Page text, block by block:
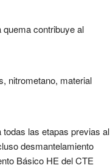
contribuye al
nitrometano, material
las etapas previas al
desmantelamiento
Básico HE del CTE